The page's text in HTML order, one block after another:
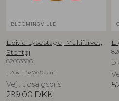
BLOOMINGVILLE
Edivia Lysestage, Multifarvet,
Stentøj
82063386
L26xH15xW8,5 cm
Vejl. udsalgspris
299,00 DKK